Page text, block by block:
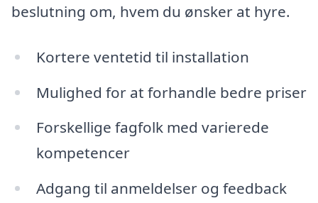
beslutning om, hvem du ønsker at hyre.
Kortere ventetid til installation
Mulighed for at forhandle bedre priser
Forskellige fagfolk med varierede
kompetencer
Adgang til anmeldelser og feedback